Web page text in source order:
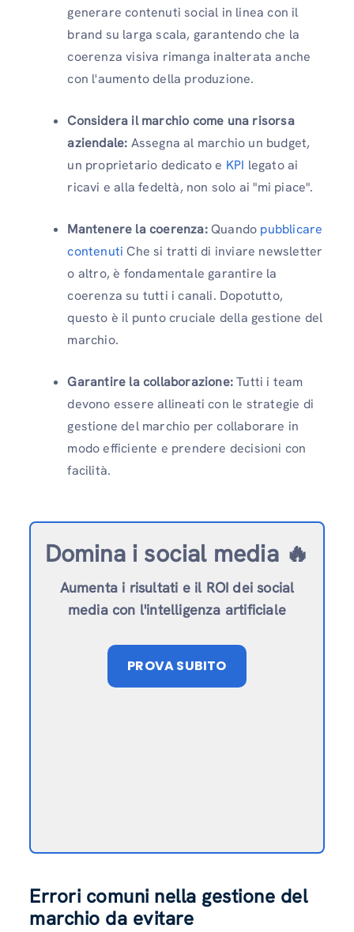
generare contenuti social in linea con il
brand su larga scala, garantendo che la
coerenza visiva rimanga inalterata anche
con l'aumento della produzione.
Considera il marchio come una risorsa
aziendale: Assegna al marchio un budget,
un proprietario dedicato e KPI legato ai
ricavi e alla fedeltà, non solo ai "mi piace".
Mantenere la coerenza:Quando pubblicare
contenuti Che si tratti di inviare newsletter
o altro, è fondamentale garantire la
coerenza su tutti i canali. Dopotutto,
questo è il punto cruciale della gestione del
marchio.
Garantire la collaborazione:Tutti i team
devono essere allineati con le strategie di
gestione del marchio per collaborare in
modo efficiente e prendere decisioni con
facilità.
Domina i social media 🔥
Aumenta i risultati e il ROI dei social
media con l'intelligenza artificiale
PROVA SUBITO
Errori comuni nella gestione del
marchio da evitare